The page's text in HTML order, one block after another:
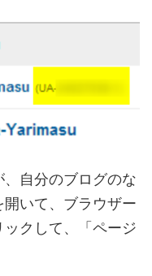
自分のブログのな
いて、ブラウザー
クして、「ページ